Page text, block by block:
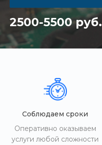
2500-5500 руб.
Соблюдаем сроки
Оперативно оказываем
услуги любой сложности